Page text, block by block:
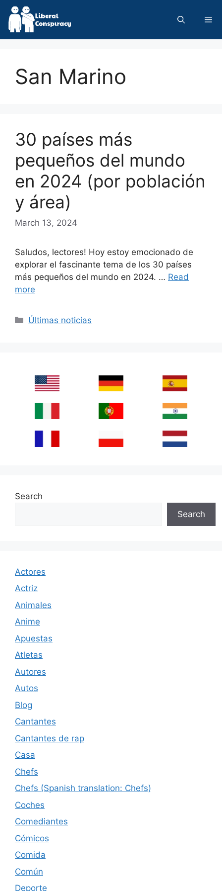
Skip
content
San Marino
30 países más
pequeños del mundo
en 2024 (por población
y área)
March 13, 2024
Saludos, lectores! Hoy estoy emocionado de
explorar el fascinante tema de los 30 países
más pequeños del mundo en 2024. … Read
more
Categories
Últimas noticias
Search
Search
Actores
Actriz
Animales
Anime
Apuestas
Atletas
Autores
Autos
Blog
Cantantes
Cantantes de rap
Casa
Chefs
Chefs (Spanish translation: Chefs)
Coches
Comediantes
Cómicos
Comida
Común
Deporte